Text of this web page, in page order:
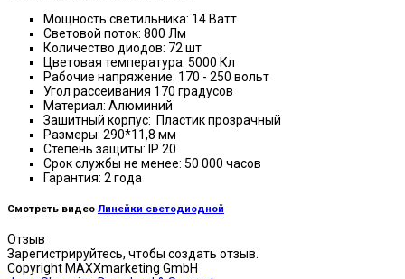
Мощность светильника: 14 Ватт
Световой поток: 800 Лм
Количество диодов: 72 шт
Цветовая температура: 5000 Кл
Рабочие напряжение: 170 - 250 вольт
Угол рассеивания 170 градусов
Материал: Алюминий
Зашитный корпус: Пластик прозрачный
Размеры: 290*11,8 мм
Степень защиты: IP 20
Срок службы не менее: 50 000 часов
Гарантия: 2 года
Смотреть видео Линейки светодиодной
Отзыв
Зарегистрируйтесь, чтобы создать отзыв.
Copyright MAXXmarketing GmbH